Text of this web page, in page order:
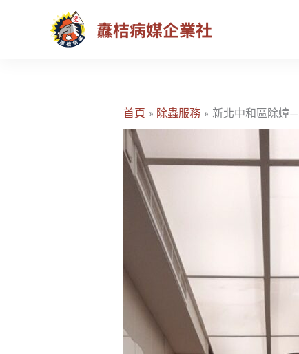
纛桔病媒企業社
首頁 除蟲服務 新北中和區除蟑